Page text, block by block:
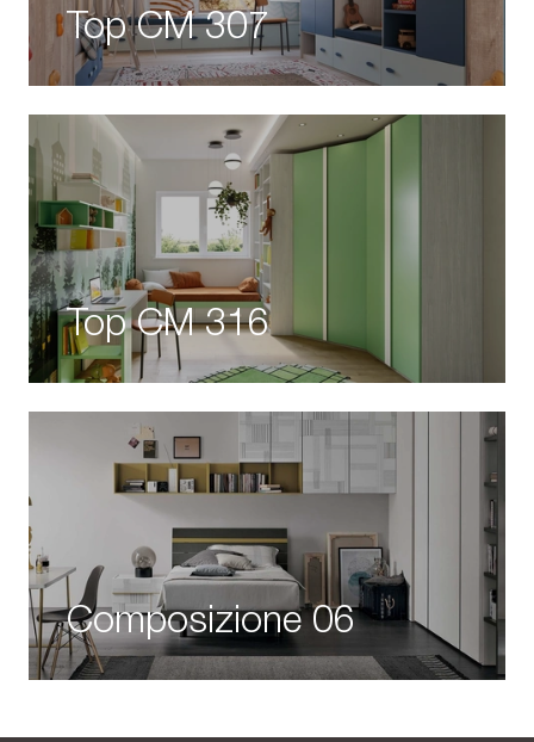
Top CM 307
Top CM 316
Composizione 06